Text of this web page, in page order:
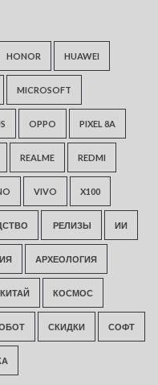
HONOR HUAWEI
MICROSOFT
OPPO PIXEL 8A
REALME REDMI
VIVO X100
РЕЛИЗЫ ИИ
АРХЕОЛОГИЯ
КИТАЙ КОСМОС
СКИДКИ СОФТ